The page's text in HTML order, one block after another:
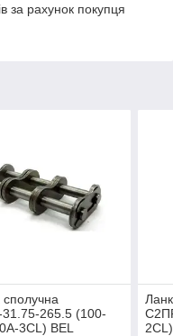
за рахунок покупця
сполучна
265.5 (100-
3CL) BEL